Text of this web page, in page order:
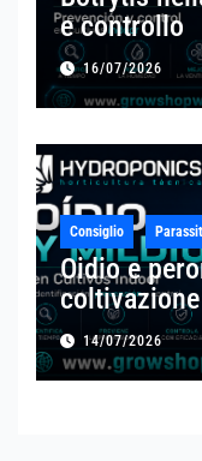
e controllo
16/07/2026
Consiglio
Oidio e
14/07/2026